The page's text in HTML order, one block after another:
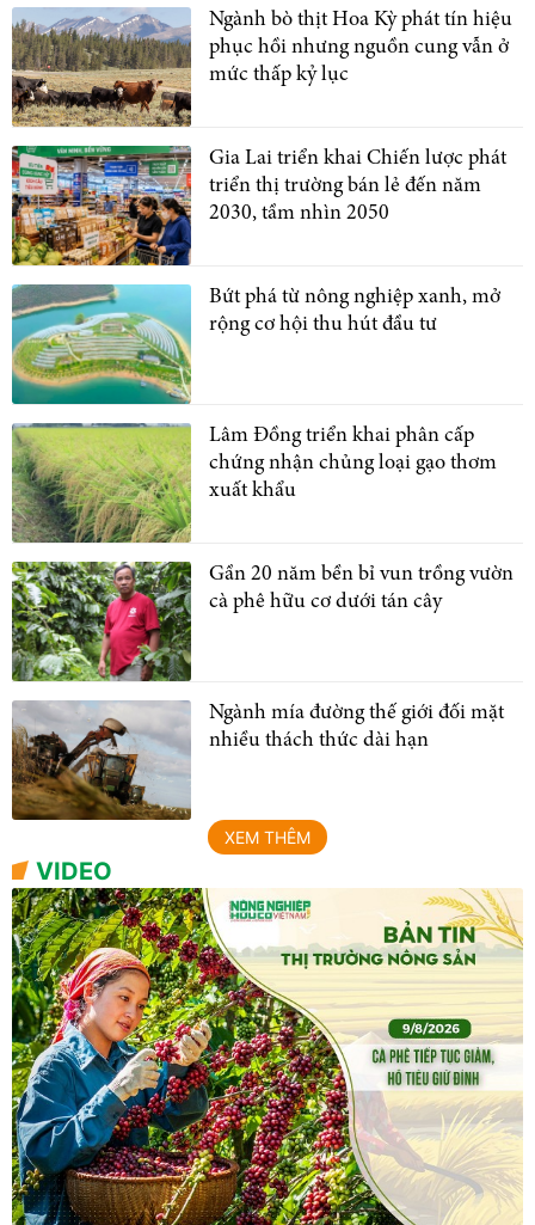
Ngành bò thịt Hoa Kỳ phát tín hiệu
phục hồi nhưng nguồn cung vẫn ở
mức thấp kỷ lục
Gia Lai triển khai Chiến lược phát
triển thị trường bán lẻ đến năm
2030, tầm nhìn 2050
Bứt phá từ nông nghiệp xanh, mở
rộng cơ hội thu hút đầu tư
Lâm Đồng triển khai phân cấp
chứng nhận chủng loại gạo thơm
xuất khẩu
Gần 20 năm bền bỉ vun trồng vườn
cà phê hữu cơ dưới tán cây
Ngành mía đường thế giới đối mặt
nhiều thách thức dài hạn
XEM THÊM
VIDEO